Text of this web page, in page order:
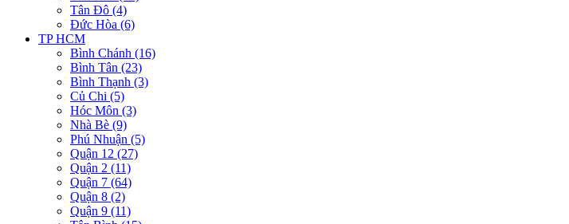
Tân Đô (4)
Đức Hòa (6)
TP HCM
Bình Chánh (16)
Bình Tân (23)
Bình Thạnh (3)
Củ Chi (5)
Hóc Môn (3)
Nhà Bè (9)
Phú Nhuận (5)
Quận 12 (27)
Quận 2 (11)
Quận 7 (64)
Quận 8 (2)
Quận 9 (11)